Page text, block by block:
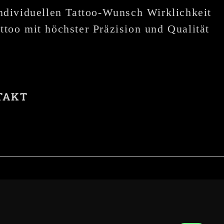
Tattoo-Wunsch Wirklichkeit
mit höchster Präzision und Qualität